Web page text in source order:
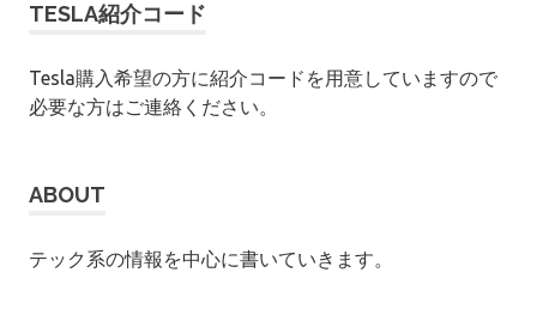
TESLA紹介コード
Tesla購入希望の方に紹介コードを用意していますので
必要な方はご連絡ください。
ABOUT
テック系の情報を中心に書いていきます。